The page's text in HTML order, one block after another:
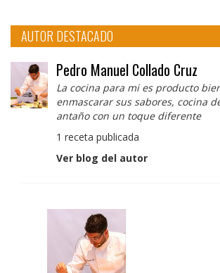
AUTOR DESTACADO
Pedro Manuel Collado Cruz
La cocina para mi es producto
enmascarar sus sabores, cocina
antaño con un toque diferente
1 receta publicada
Ver blog del autor